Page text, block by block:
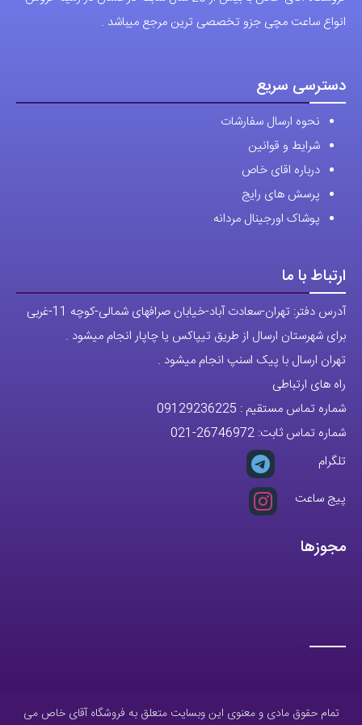
انواع ساعت مچی جزو تخصصی ترین مرجع میباشد .
دسترسی سریع
نحوه ارسال سفارشات
شرایط و قوانین
درباره اقای خاص
پرسش های رایج
پوشاک اورجینال مردانه
ارتباط با ما
آدرس دفتر: تهران-سعادت آباد-خیابان صرافهای شمالی-کوچه 11-غربی
برای شهرستان ارسال از طریق تیپاکس یا چاپار انجام میشود .
تهران ارسال با پیک اسنپ انجام میشود .
راه های ارتباطی
شماره تماس مستقیم : 09129236225
شماره تماس ثابت: 26746972
-021
تلگرام
پیج ساعت
مجوزها
تمام حقوق مادی و معنوی این وبسایت متعلق به فروشگاه آقای خاص می